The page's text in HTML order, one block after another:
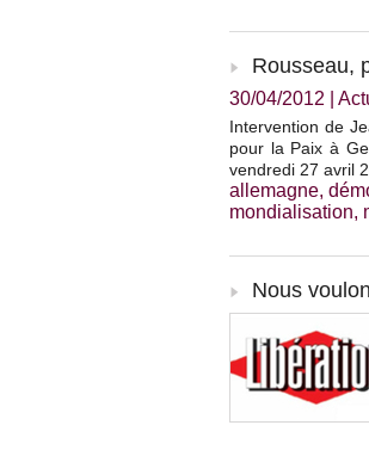
Rousseau,
30/04/2012
Intervention de
pour la Paix à
vendredi 27 avril
allemagne,
mondialisation,
Nous